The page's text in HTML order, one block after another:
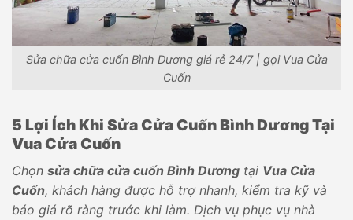
Sửa chữa cửa cuốn Bình Dương giá rẻ 24/7 | gọi Vua Cửa
Cuốn
5 Lợi Ích Khi Sửa Cửa Cuốn Bình Dương Tại
Vua Cửa Cuốn
Chọn sửa chữa cửa cuốn Bình Dương tại Vua Cửa
Cuốn, khách hàng được hỗ trợ nhanh, kiểm tra kỹ và
báo giá rõ ràng trước khi làm. Dịch vụ phục vụ nhà